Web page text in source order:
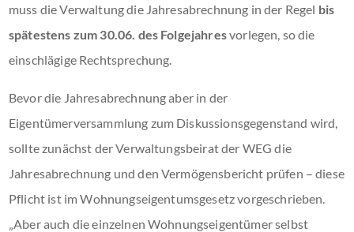
muss die Verwaltung die Jahresabrechnung in der Regel bis
spätestens zum 30.06. des Folgejahresvorlegen, so die
einschlägige Rechtsprechung.
Bevor die Jahresabrechnung aber in der
Eigentümerversammlung zum Diskussionsgegenstand wird,
sollte zunächst der Verwaltungsbeirat der WEG die
Jahresabrechnung und den Vermögensbericht prüfen – diese
Pflicht ist im Wohnungseigentumsgesetz vorgeschrieben.
„Aber auch die einzelnen Wohnungseigentümer selbst